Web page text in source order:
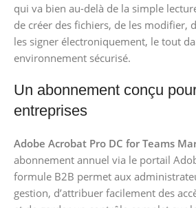
qui va bien au-delà de la simple
de créer des fichiers, de les modifier,
les signer électroniquement, le tout
environnement sécurisé.
Un abonnement conçu
entreprises
Adobe Acrobat Pro DC for Teams
abonnement annuel via le portail
formule B2B permet aux
gestion, d’attribuer facilement des